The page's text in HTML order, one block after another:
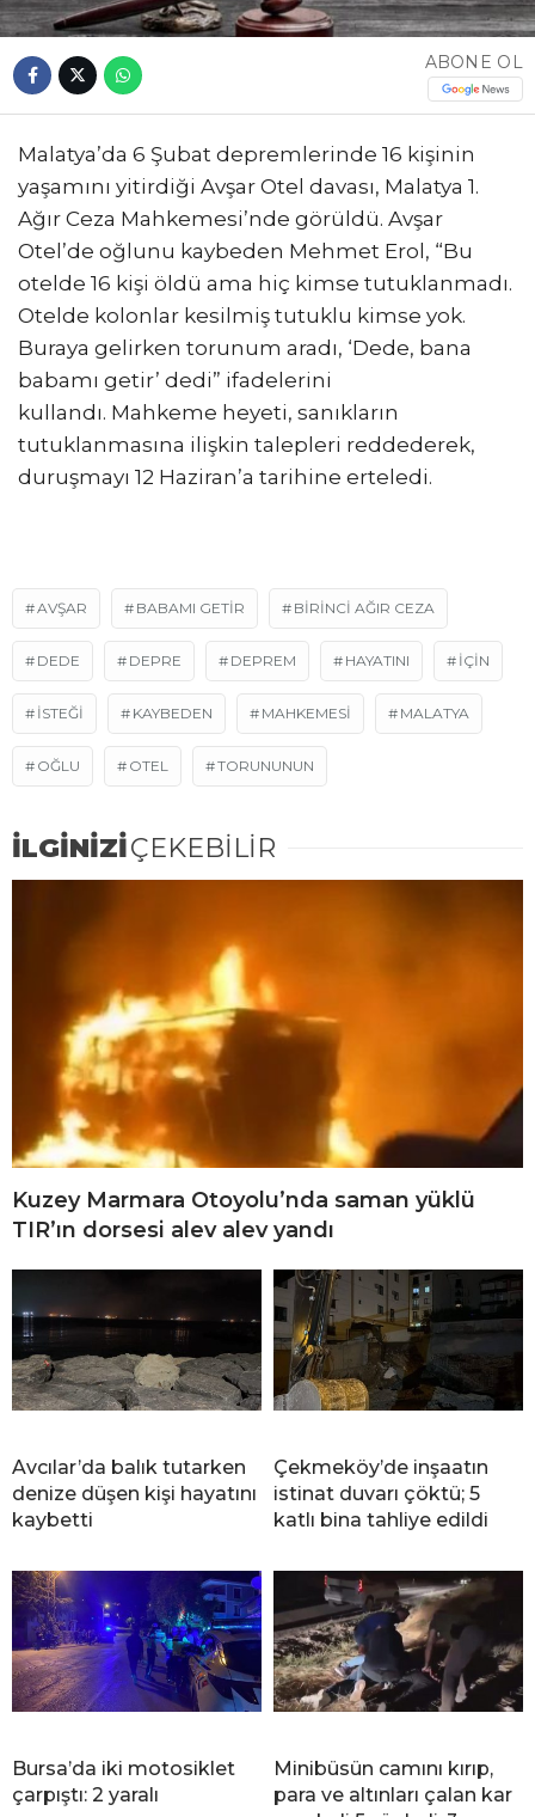
ABONE OL
Malatya’da 6 Şubat depremlerinde 16 kişinin
yaşamını yitirdiği Avşar Otel davası, Malatya 1.
Ağır Ceza Mahkemesi’nde görüldü. Avşar
Otel’de oğlunu kaybeden Mehmet Erol, “Bu
otelde 16 kişi öldü ama hiç kimse tutuklanmadı.
Otelde kolonlar kesilmiş tutuklu kimse yok.
Buraya gelirken torunum aradı, ‘Dede, bana
babamı getir’ dedi” ifadelerini
kullandı. Mahkeme heyeti, sanıkların
tutuklanmasına ilişkin talepleri reddederek,
duruşmayı 12 Haziran’a tarihine erteledi.
s
c
o
r
t
A
n
k
a
s
o
B
a
y
a
E
s
o
r
A
n
a
r
AVŞAR BABAMI GETİR BİRİNCİ AĞIR CEZA
DEDE DEPRE DEPREM HAYATINI İÇIN
İSTEĞİ KAYBEDEN MAHKEMESİ MALATYA
OĞLU OTEL TORUNUNUN
İLGİNİZİÇEKEBİLİR
Kuzey Marmara Otoyolu’nda saman yüklü
TIR’ın dorsesi alev alev yandı
Avcılar’da balık tutarken
denize düşen kişi hayatını
kaybetti
Çekmeköy’de inşaatın
istinat duvarı çöktü; 5
katlı bina tahliye edildi
Bursa’da iki motosiklet
çarpıştı: 2 yaralı
Minibüsün camını kırıp,
para ve altınları çalan kar